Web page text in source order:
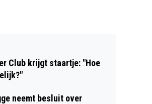
Club krijgt staartje: "Hoe
neemt besluit over